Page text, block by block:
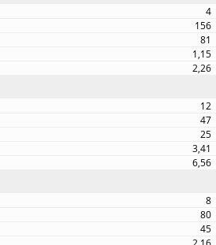
4
156
81
1,15
2,26
12
47
25
3,41
6,56
8
80
45